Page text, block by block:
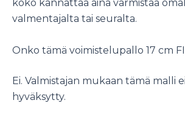
koko kannattaa aina varmistaa
valmentajalta tai seuralta.
Onko tämä voimistelupallo 17 cm
Ei. Valmistajan mukaan tämä malli
hyväksytty.